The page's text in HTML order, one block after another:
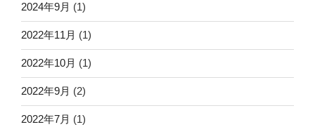
2024年9月 (1)
2022年11月 (1)
2022年10月 (1)
2022年9月 (2)
2022年7月 (1)